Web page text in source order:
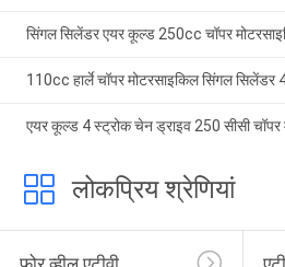
सिंगल सिलेंडर एयर कूल्ड 250cc चॉपर
110cc हार्ले चॉपर मोटरसाइकिल सिंगल सिलेंडर
एयर कूल्ड 4 स्ट्रोक चेन ड्राइव 250 सीसी चॉपर
लोकप्रिय श्रेणियां